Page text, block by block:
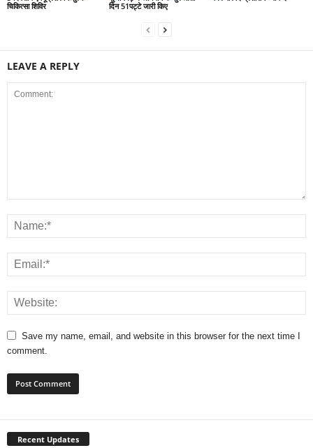
चिकित्सा शिविर
दिन 51पट्टे जारी किए
LEAVE A REPLY
Save my name, email, and website in this browser for the next time I
comment.
Recent Updates